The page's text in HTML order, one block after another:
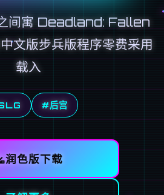
间寓 Deadland: Fallen
文版步兵版程序零费采用
载入
#后宫
润色版下载